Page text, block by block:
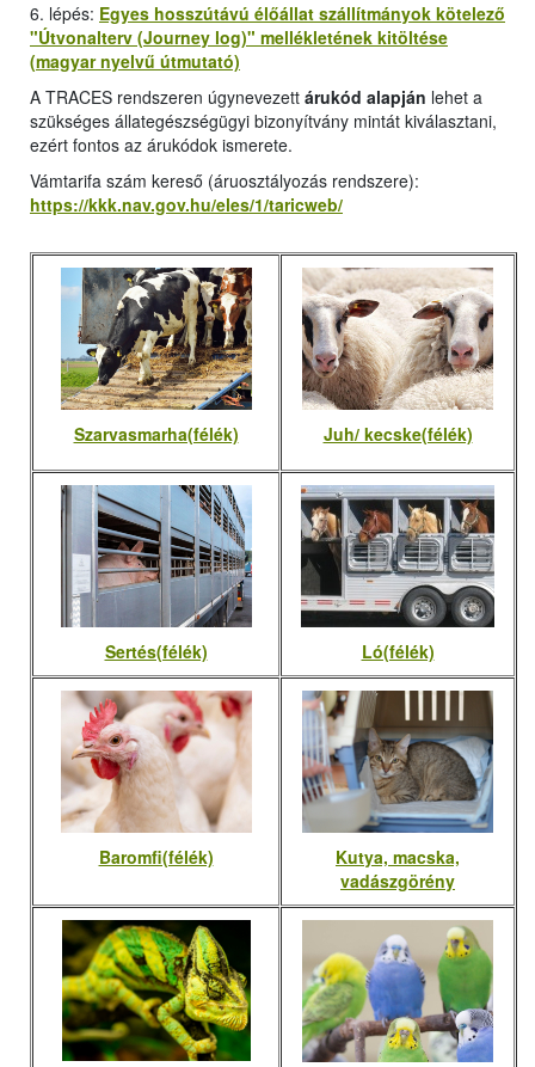
6. lépés: Egyes hosszútávú élőállat szállítmányok kötelező
"Útvonalterv (Journey log)" mellékletének kitöltése
(magyar nyelvű útmutató)
A TRACES rendszeren úgynevezett árukód alapján lehet a
szükséges állategészségügyi bizonyítvány mintát kiválasztani,
ezért fontos az árukódok ismerete.
Vámtarifa szám kereső (áruosztályozás rendszere):
https://kkk.nav.gov.hu/eles/1/taricweb/
Szarvasmarha(félék) Juh/ kecske(félék)
Sertés(félék) Ló(félék)
Baromfi(félék)
Kutya, macska,
vadászgörény